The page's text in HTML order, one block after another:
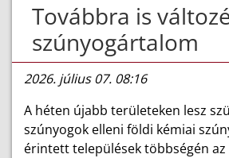
Továbbra is
szúnyogártalom
2026. július 07. 08:16
A héten újabb területeken lesz
szúnyogok elleni földi kémiai
érintett települések többségén az